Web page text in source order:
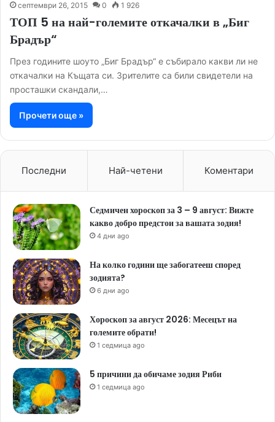
септември 26, 2015 0 1 926
ТОП 5 на най-големите откачалки в „Биг
Брадър“
През годините шоуто „Биг Брадър“ е събирало какви ли не
откачалки на Къщата си. Зрителите са били свидетели на
просташки скандали,…
Прочети още »
Последни Най-четени Коментари
Седмичен хороскоп за 3 – 9 август: Вижте
какво добро предстои за вашата зодия!
4 дни ago
На колко години ще забогатееш според
зодията?
6 дни ago
Хороскоп за август 2026: Месецът на
големите обрати!
1 седмица ago
5 причини да обичаме зодия Риби
1 седмица ago